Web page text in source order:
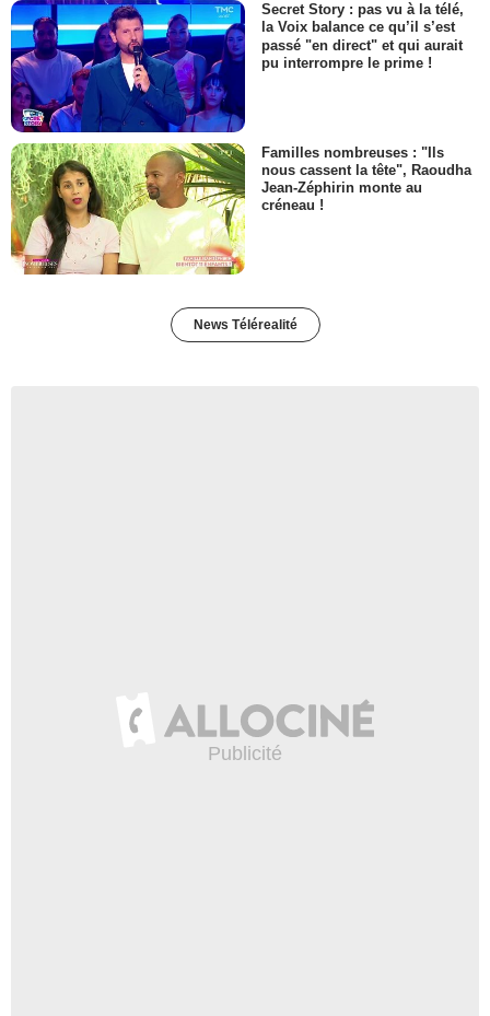
Secret Story : pas vu à la télé,
la Voix balance ce qu’il s’est
passé "en direct" et qui aurait
pu interrompre le prime !
Familles nombreuses : "Ils
nous cassent la tête", Raoudha
Jean-Zéphirin monte au
créneau !
News Télérealité